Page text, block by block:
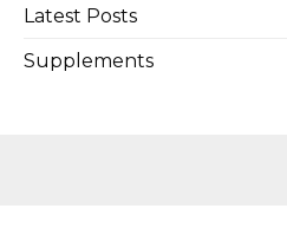
Latest Posts
Supplements